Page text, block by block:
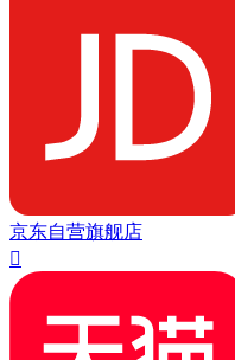
京东自营旗舰店
